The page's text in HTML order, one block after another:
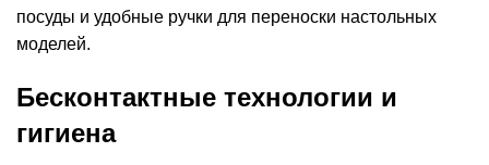
посуды и удобные ручки для переноски настольных
моделей.
Бесконтактные технологии и
гигиена